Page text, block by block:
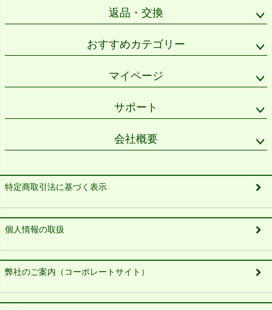
返品・交換
おすすめカテゴリー
マイページ
サポート
会社概要
特定商取引法に基づく表示
個人情報の取扱
弊社のご案内（コーポレートサイト）